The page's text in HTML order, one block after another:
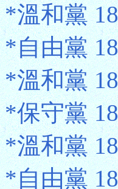
*溫和黨
*自由黨
*溫和黨
*保守黨
*溫和黨
*自由黨